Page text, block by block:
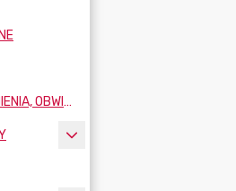
INFORMACJE, ZAWIADOMIENIA, OBWIESZCZENIA